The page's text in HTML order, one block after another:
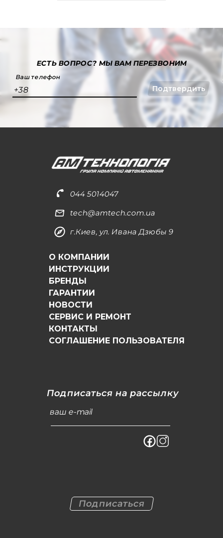
ЕСТЬ ВОПРОС?МЫ ВАМ ПЕРЕЗВОНИМ
Ваш телефон
+38 Подтвердить
044 5014047
tech@amtech.com.ua
г.Киев, ул. Ивана Дзюбы 9
О КОМПАНИИ
ИНСТРУКЦИИ
БРЕНДЫ
ГАРАНТИИ
НОВОСТИ
СЕРВИС И РЕМОНТ
КОНТАКТЫ
СОГЛАШЕНИЕ ПОЛЬЗОВАТЕЛЯ
Подписаться на рассылку
ваш e-mail
Подписаться